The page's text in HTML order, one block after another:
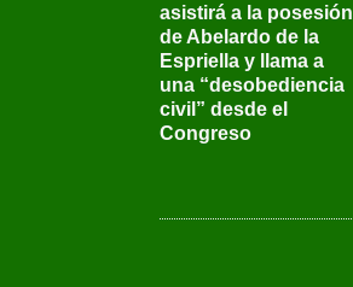
asistirá a la posesión
de Abelardo de la
Espriella y llama a
una “desobediencia
civil” desde el
Congreso